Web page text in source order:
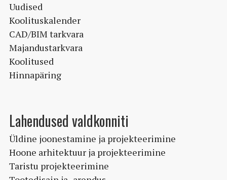
Uudised
Koolituskalender
CAD/BIM tarkvara
Majandustarkvara
Koolitused
Hinnapäring
Lahendused valdkonniti
Üldine joonestamine ja projekteerimine
Hoone arhitektuur ja projekteerimine
Taristu projekteerimine